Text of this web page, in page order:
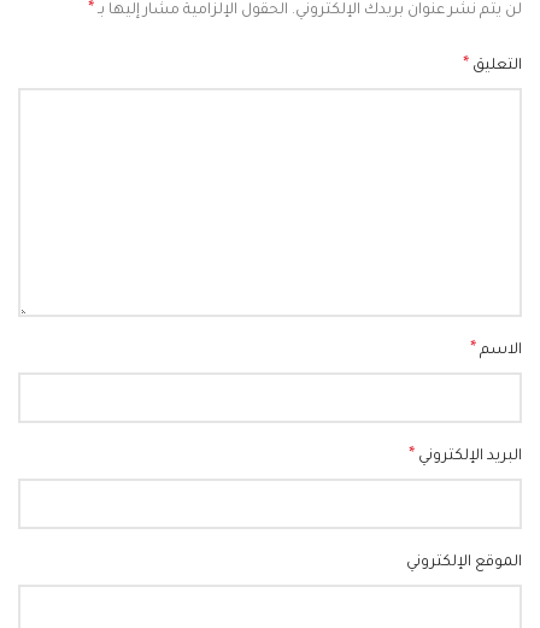
لن يتم نشر عنوان بريدك الإلكتروني. الحقول الإلزامية مشار إليها بـ *
التعليق *
الاسم *
البريد الإلكتروني *
الموقع الإلكتروني